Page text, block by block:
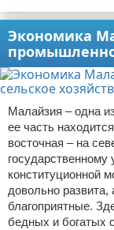
Экономика
Малайзия – одна
ее часть
восточная – на
государственному
конституционной
довольно
благоприятные.
бедных и богатых